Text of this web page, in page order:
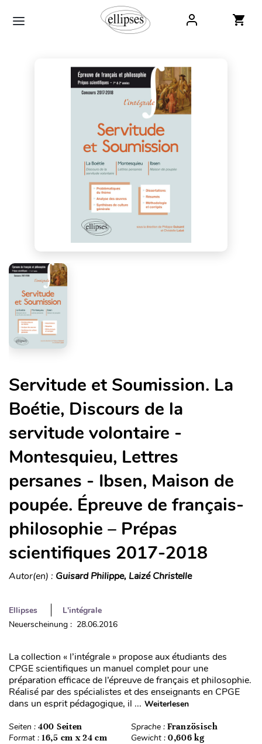
Servitude et Soumission. La
Boétie, Discours de la
servitude volontaire -
Montesquieu, Lettres
persanes - Ibsen, Maison de
poupée. Épreuve de français-
philosophie – Prépas
scientifiques 2017-2018
Autor(en) : Guisard Philippe, Laizé Christelle
Ellipses
L'intégrale
Neuerscheinung : 28.06.2016
La collection « l’intégrale » propose aux étudiants des
CPGE scientifiques un manuel complet pour une
préparation efficace de l’épreuve de français et philosophie.
Réalisé par des spécialistes et des enseignants en CPGE
dans un esprit pédagogique, il ... Weiterlesen
Seiten : 400 Seiten Sprache : Französisch
Format : 16,5 cm x 24 cm Gewicht : 0,606 kg